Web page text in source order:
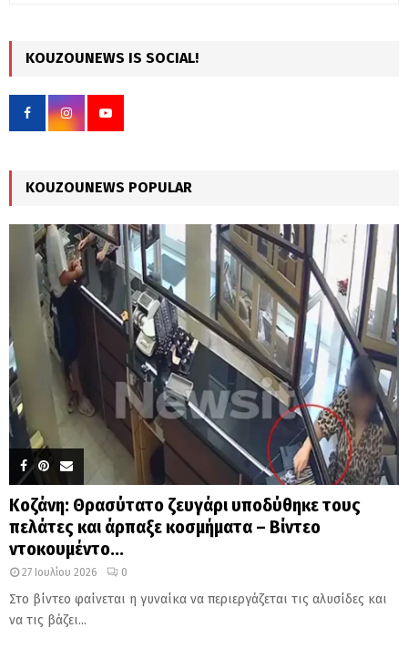
h
f
r
KOUZOUNEWS IS SOCIAL!
KOUZOUNEWS POPULAR
Κοζάνη: Θρασύτατο ζευγάρι υποδύθηκε τους
πελάτες και άρπαξε κοσμήματα – Βίντεο
ντοκουμέντο...
27 Ιουλίου 2026 0
Στο βίντεο φαίνεται η γυναίκα να περιεργάζεται τις αλυσίδες και
να τις βάζει...